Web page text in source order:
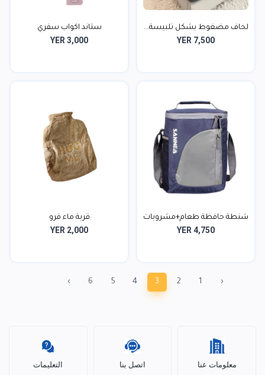
لحاف مضغوط بشكل تلبيسة...
YER 7,500
ستاند اكواب سفري
YER 3,000
شنطة حافظة طعام+مشروبات
YER 4,750
قربة ماء فرو
YER 2,000
‹
1
2
3
4
5
6
›
معلومات عنا اتصل بنا التعليمات